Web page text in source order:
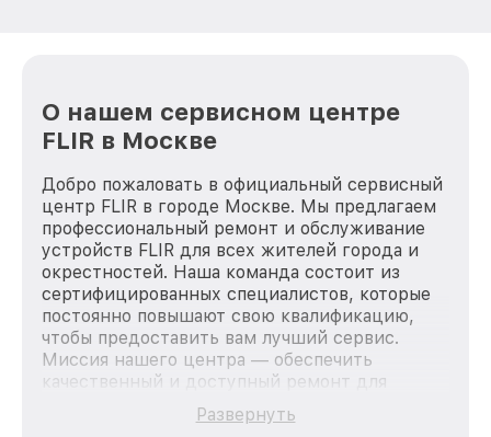
О нашем сервисном центре
FLIR в Москве
Добро пожаловать в официальный сервисный
центр FLIR в городе Москве. Мы предлагаем
профессиональный ремонт и обслуживание
устройств FLIR для всех жителей города и
окрестностей. Наша команда состоит из
сертифицированных специалистов, которые
постоянно повышают свою квалификацию,
чтобы предоставить вам лучший сервис.
Миссия нашего центра — обеспечить
качественный и доступный ремонт для
каждого пользователя продукции FLIR, вне
зависимости от сложности поломки. Мы
Развернуть